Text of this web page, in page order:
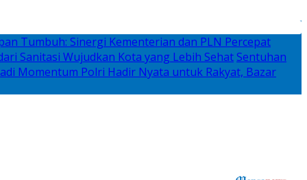
Tumbuh: Sinergi Kementerian dan PLN Percepat
Sanitasi Wujudkan Kota yang Lebih Sehat Sentuhan
Momentum Polri Hadir Nyata untuk Rakyat, Bazar